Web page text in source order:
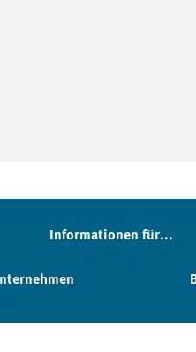
Informationen für...